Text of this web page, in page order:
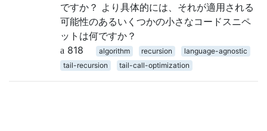
ですか？ より具体的には、それが適用される
可能性のあるいくつかの小さなコードスニペ
ットは何ですか？
818
algorithm recursion
language-agnostic
tail-recursion
tail-call-optimization